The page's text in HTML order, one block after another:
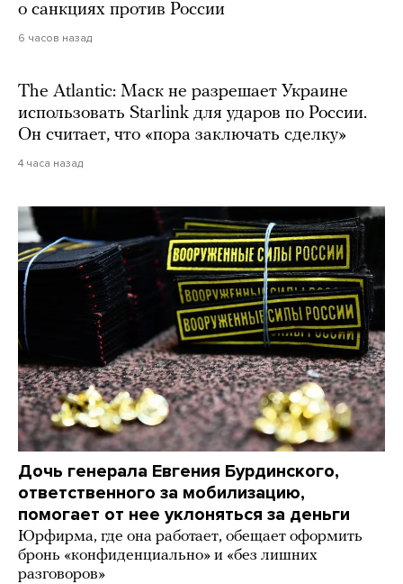
о санкциях против России
6 часов назад
The Atlantic: Маск не разрешает Украине
использовать Starlink для ударов по России.
Он считает, что «пора заключать сделку»
4 часа назад
Дочь генерала Евгения Бурдинского,
ответственного за мобилизацию,
помогает от нее уклоняться за деньги
Юрфирма, где она работает, обещает оформить
бронь «конфиденциально» и «без лишних
разговоров»